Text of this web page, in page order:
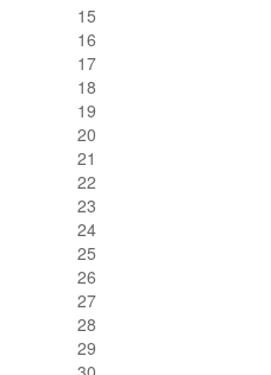
15
16
17
18
19
20
21
22
23
24
25
26
27
28
29